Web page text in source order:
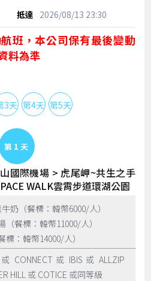
2026/08/13 23:30
班，本公司保有最後變動
料為準
3天 第4天 第5天
Day 1
國際機場 > 虎尾岬~共生之手
WALK雲霄步道環湖公園
奶（餐標：韓幣6000/人）
（餐標：韓幣11000/人）
標：韓幣14000/人）
或 CONNECT 或 IBIS 或 ALLZIP
HILL 或 COTICE 或同等級